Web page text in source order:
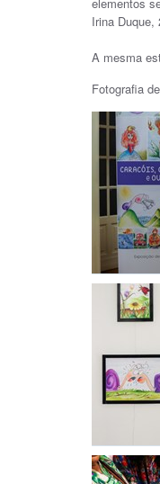
Irina Duque,
A mesma
Fotografia